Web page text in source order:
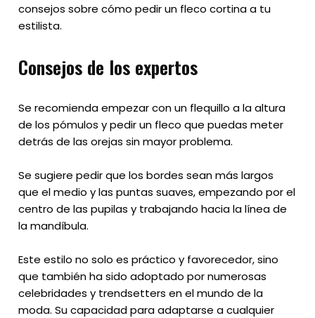
consejos sobre cómo pedir un fleco cortina a tu
estilista.
Consejos de los expertos
Se recomienda empezar con un flequillo a la altura
de los pómulos y pedir un fleco que puedas meter
detrás de las orejas sin mayor problema.
Se sugiere pedir que los bordes sean más largos
que el medio y las puntas suaves, empezando por el
centro de las pupilas y trabajando hacia la línea de
la mandíbula.
Este estilo no solo es práctico y favorecedor, sino
que también ha sido adoptado por numerosas
celebridades y trendsetters en el mundo de la
moda. Su capacidad para adaptarse a cualquier